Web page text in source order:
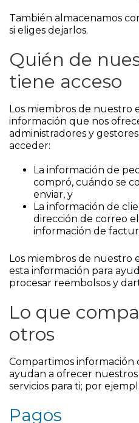
También almacenamos
si eliges dejarlos.
Quién de
tiene acceso
Los miembros de nuestro
información que nos
administradores y
acceder:
La información de
compró, cuándo se
enviar, y
La información de
dirección de correo
información de
Los miembros de nuestro
esta información para
procesar reembolsos y
Lo que
otros
Compartimos información
ayudan a ofrecer
servicios para ti; por
Pagos